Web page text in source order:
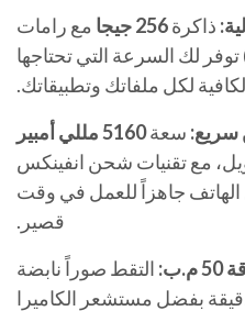
ذاكرة256 جيجا
مع رامات
توفر لك السرعة التي تحتاجها
لكل ملفاتك وتطبيقاتك.
سريع: سعة5160 مللي أمبير
مع تقنيات شحن انفينكس
الهاتف جاهزاً للعمل في وقت
قصير.
التقط صوراً نابضة
بفضل مستشعر الكاميرا